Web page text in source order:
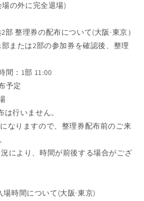
の外に完全退場)
部 整理券の配布について(大阪·東京）
または2部の参加券を確認後、整理
間：1部 11:00
予定
行いません。
なりますので、整理券配布前のご来
により、時間が前後する場合がござ
時間について(大阪·東京)